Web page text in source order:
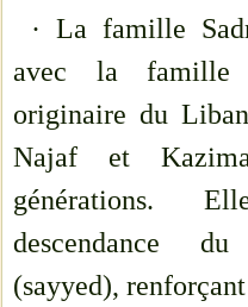
· La famille
avec la famille
originaire du
Najaf et
générations.
descendance
(sayyed),